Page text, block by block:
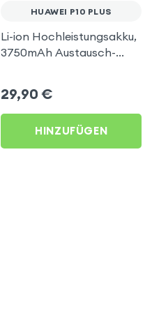
HUAWEI P10 PLUS
Li-ion Hochleistungsakku,
3750mAh Austausch-
29,90 €
HINZUFÜGEN